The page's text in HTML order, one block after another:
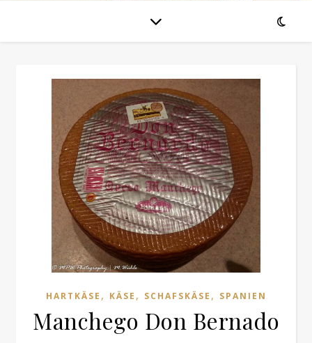
HARTKÄSE , KÄSE , SCHAFSKÄSE , SPANIEN
Manchego Don Bernado